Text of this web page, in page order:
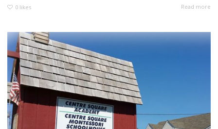
0 likes Read more